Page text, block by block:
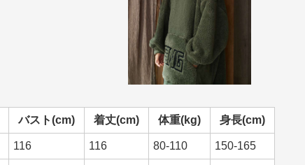
バスト(cm) 着丈(cm) 体重(kg) 身長(cm)
116 116 80-110 150-165